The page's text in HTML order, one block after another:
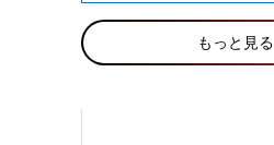
もっと見る